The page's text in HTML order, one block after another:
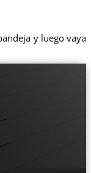
y luego vaya